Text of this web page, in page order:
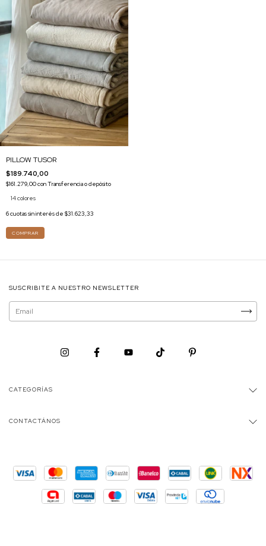
PILLOW TUSOR
$189.740,00
$161.279,00conTransferencia o depósito
14 colores
6cuotas sin interés de $31.623,33
COMPRAR
SUSCRIBITE A NUESTRO NEWSLETTER
CATEGORÍAS
CONTACTÁNOS